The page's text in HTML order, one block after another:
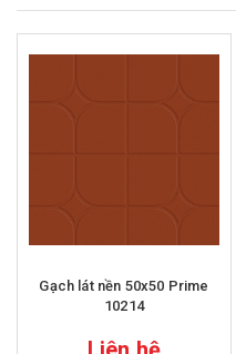
Gạch lát nền 50x50 Prime
10214